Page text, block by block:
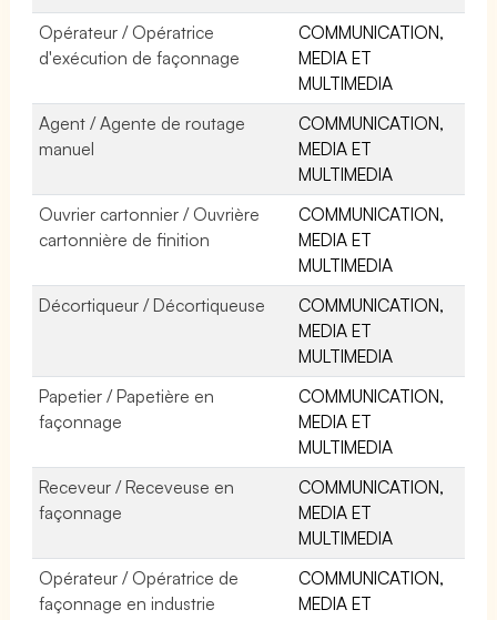
Opérateur / Opératrice
d'exécution de façonnage
COMMUNICATION,
MEDIA ET
MULTIMEDIA
Agent / Agente de routage
manuel
COMMUNICATION,
MEDIA ET
MULTIMEDIA
Ouvrier cartonnier / Ouvrière
cartonnière de finition
COMMUNICATION,
MEDIA ET
MULTIMEDIA
Décortiqueur / Décortiqueuse
COMMUNICATION,
MEDIA ET
MULTIMEDIA
Papetier / Papetière en
façonnage
COMMUNICATION,
MEDIA ET
MULTIMEDIA
Receveur / Receveuse en
façonnage
COMMUNICATION,
MEDIA ET
MULTIMEDIA
Opérateur / Opératrice de
façonnage en industrie
COMMUNICATION,
MEDIA ET